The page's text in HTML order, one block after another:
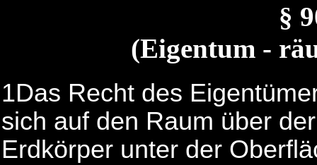
§
(Eigentum -
1Das Recht des
sich auf den Raum über
Erdkörper unter der